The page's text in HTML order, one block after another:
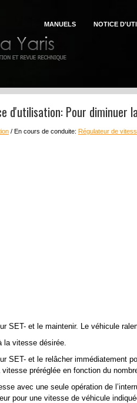
MANUELS NOTICE
d'utilisation: Pour diminuer
/ En cours de conduite: Régulateur de
SET- et le maintenir. Le véhicule
la vitesse désirée.
SET- et le relâcher immédiatement
préréglée en fonction du
avec une seule opération de
pour une vitesse de véhicule